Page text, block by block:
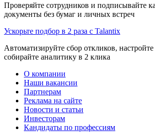
Проверяйте сотрудников и подписывайте
документы без бумаг и личных встреч
Ускорьте подбор в 2 раза с Talantix
Автоматизируйте сбор откликов,
собирайте аналитику в 2 клика
О компании
Наши вакансии
Партнерам
Реклама на сайте
Новости и статьи
Инвесторам
Кандидаты по профессиям